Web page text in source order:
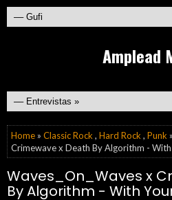
Amplead
Home » Classic Rock , Hard Rock , Punk
Crimewave x Death By Algorithm -
Waves_On_Waves x
By Algorithm - With